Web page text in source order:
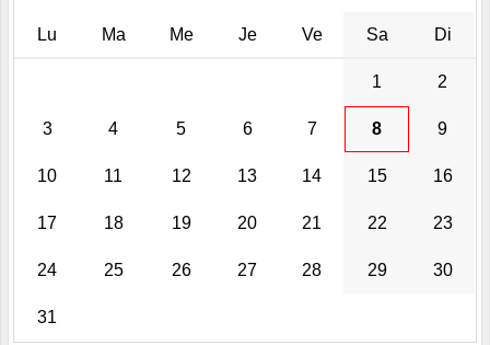
Lu Ma Me Je Ve Sa Di
1 2
3 4 5 6 7 8 9
10 11 12 13 14 15 16
17 18 19 20 21 22 23
24 25 26 27 28 29 30
31